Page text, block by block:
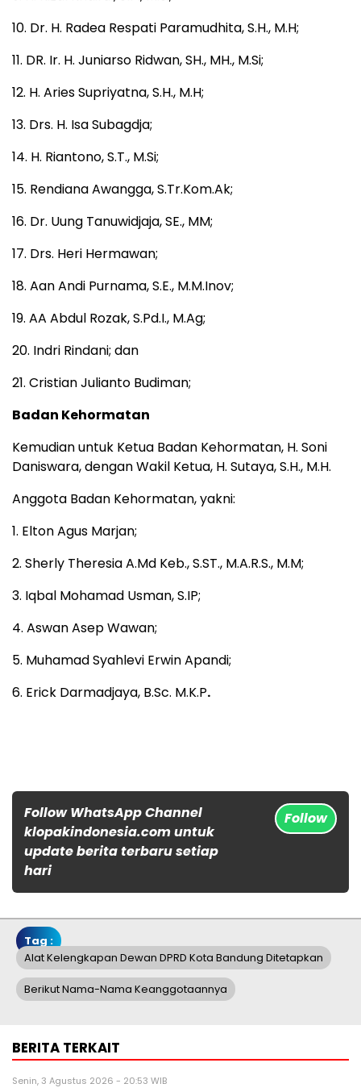
10. Dr. H. Radea Respati Paramudhita, S.H., M.H;
11. DR. Ir. H. Juniarso Ridwan, SH., MH., M.Si;
12. H. Aries Supriyatna, S.H., M.H;
13. Drs. H. Isa Subagdja;
14. H. Riantono, S.T., M.Si;
15. Rendiana Awangga, S.Tr.Kom.Ak;
16. Dr. Uung Tanuwidjaja, SE., MM;
17. Drs. Heri Hermawan;
18. Aan Andi Purnama, S.E., M.M.Inov;
19. AA Abdul Rozak, S.Pd.I., M.Ag;
20. Indri Rindani; dan
21. Cristian Julianto Budiman;
Badan Kehormatan
Kemudian untuk Ketua Badan Kehormatan, H. Soni
Daniswara, dengan Wakil Ketua, H. Sutaya, S.H., M.H.
Anggota Badan Kehormatan, yakni:
1. Elton Agus Marjan;
2. Sherly Theresia A.Md Keb., S.ST., M.A.R.S., M.M;
3. Iqbal Mohamad Usman, S.IP;
4. Aswan Asep Wawan;
5. Muhamad Syahlevi Erwin Apandi;
6. Erick Darmadjaya, B.Sc. M.K.P.
Follow WhatsApp Channel
klopakindonesia.com untuk
update berita terbaru setiap
hari
Follow
Tag :
Alat Kelengkapan Dewan DPRD Kota Bandung Ditetapkan
Berikut Nama-Nama Keanggotaannya
BERITA TERKAIT
Senin, 3 Agustus 2026 - 20:53 WIB